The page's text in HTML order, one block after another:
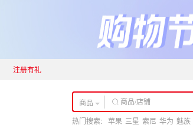
注册有礼
商品
热门搜索: 苹果 三星 索尼 华为 魅族